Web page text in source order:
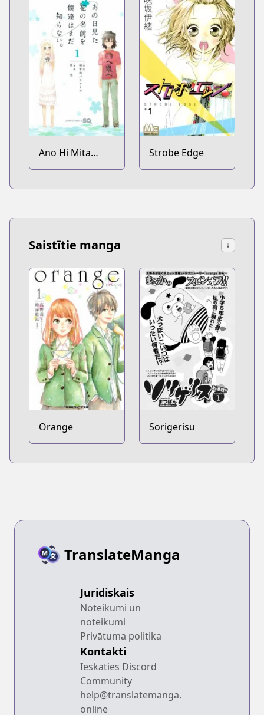
Ano Hi Mita
Hana no Namae
Strobe Edge
Saistītie manga ↓
Orange Sorigerisu
TranslateManga
Juridiskais
Noteikumi un
noteikumi
Privātuma politika
Kontakti
Ieskaties Discord
Community
help@translatemanga.
online